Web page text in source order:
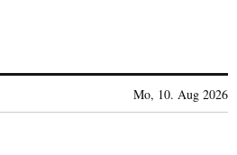
Mo, 10. Aug 2026